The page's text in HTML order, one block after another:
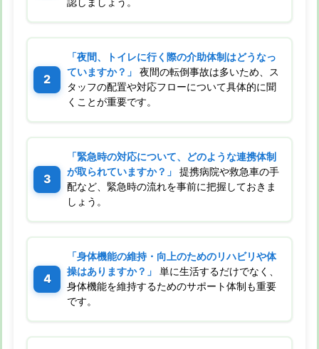
「夜間、トイレに行く際の介助体制はどうなっ
ていますか？」
夜間の転倒事故は多いため、ス
タッフの配置や対応フローについて具体的に聞
くことが重要です。
「緊急時の対応について、どのような連携体制
が取られていますか？」
提携病院や救急車の手
配など、緊急時の流れを事前に把握しておきま
しょう。
「身体機能の維持・向上のためのリハビリや体
操はありますか？」
単に生活するだけでなく、
身体機能を維持するためのサポート体制も重要
です。